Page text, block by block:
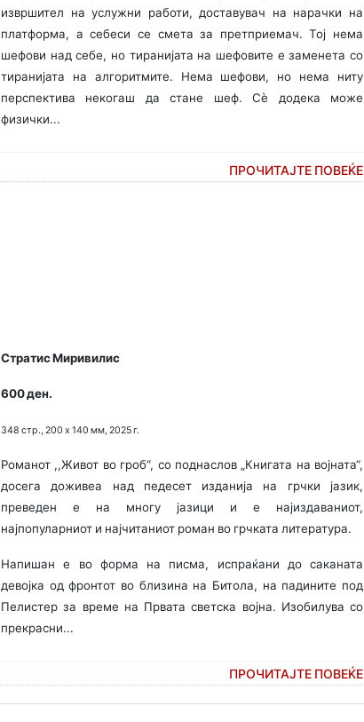
извршител на услужни работи, доставувач на нарачки на
платформа, а себеси се смета за претприемач. Тој нема
шефови над себе, но тиранијата на шефовите е заменета со
тиранијата на алгоритмите. Нема шефови, но нема ниту
перспектива некогаш да стане шеф. Сè додека може
физички...
ПРОЧИТАЈТЕ ПОВЕЌЕ
Стратис Миривилис
600 ден.
348 стр., 200 х 140 мм, 2025 г.
Романот ,,Живот во гроб“, со поднаслов „Книгата на војната“,
досега доживеа над педесет изданија на грчки јазик,
преведен е на многу јазици и е најиздаваниот,
најпопуларниот и најчитаниот роман во грчката литература.
Напишан е во форма на писма, испраќани до саканата
девојка од фронтот во близина на Битола, на падините под
Пелистер за време на Првата светска војна. Изобилува со
прекрасни...
ПРОЧИТАЈТЕ ПОВЕЌЕ